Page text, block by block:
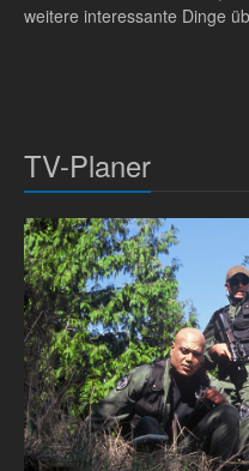
weitere interessante Dinge
TV-Planer